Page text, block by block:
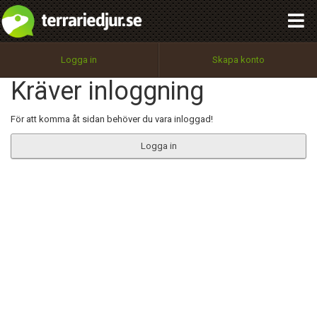
Logga in Skapa konto
Kräver inloggning
För att komma åt sidan behöver du vara inloggad!
Logga in
Utför
100%
OK
integritetspolicy
Namn:
Epost:
Begär nytt lösenord
Tillbaka till förstasidan